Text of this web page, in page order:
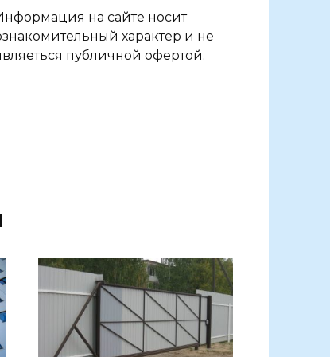
на сайте носит
характер и не
публичной офертой.